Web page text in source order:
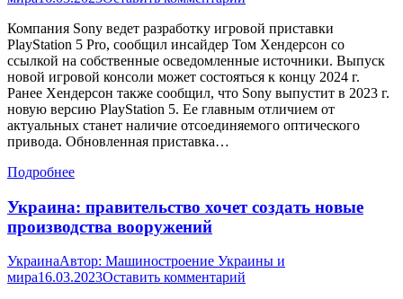
Компания Sony ведет разработку игровой приставки
PlayStation 5 Pro, сообщил инсайдер Том Хендерсон со
ссылкой на собственные осведомленные источники. Выпуск
новой игровой консоли может состояться к концу 2024 г.
Ранее Хендерсон также сообщил, что Sony выпустит в 2023 г.
новую версию PlayStation 5. Ее главным отличием от
актуальных станет наличие отсоединяемого оптического
привода. Обновленная приставка…
Подробнее
Украина: правительство хочет создать новые
производства вооружений
УкраинаАвтор: Машиностроение Украины и
мира16.03.2023Оставить комментарий